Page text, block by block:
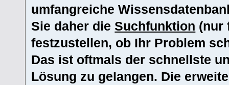
umfangreiche
Sie daher dieSuchfunktion (nur
festzustellen, ob Ihr Problem
Das ist oftmals der schnellste
Lösung zu gelangen. Die